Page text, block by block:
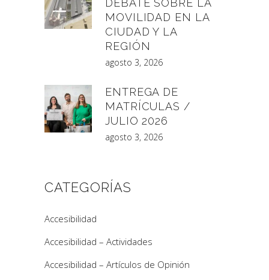
DEBATE SOBRE LA
MOVILIDAD EN LA
CIUDAD Y LA
REGIÓN
agosto 3, 2026
ENTREGA DE
MATRÍCULAS /
JULIO 2026
agosto 3, 2026
CATEGORÍAS
Accesibilidad
Accesibilidad – Actividades
Accesibilidad – Artículos de Opinión